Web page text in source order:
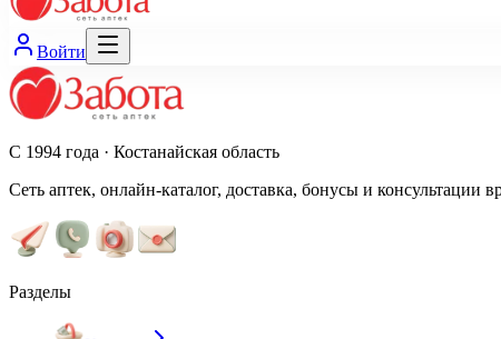
Войти
С 1994 года · Костанайская область
Сеть аптек, онлайн-каталог, доставка, бонусы и консультации
Разделы